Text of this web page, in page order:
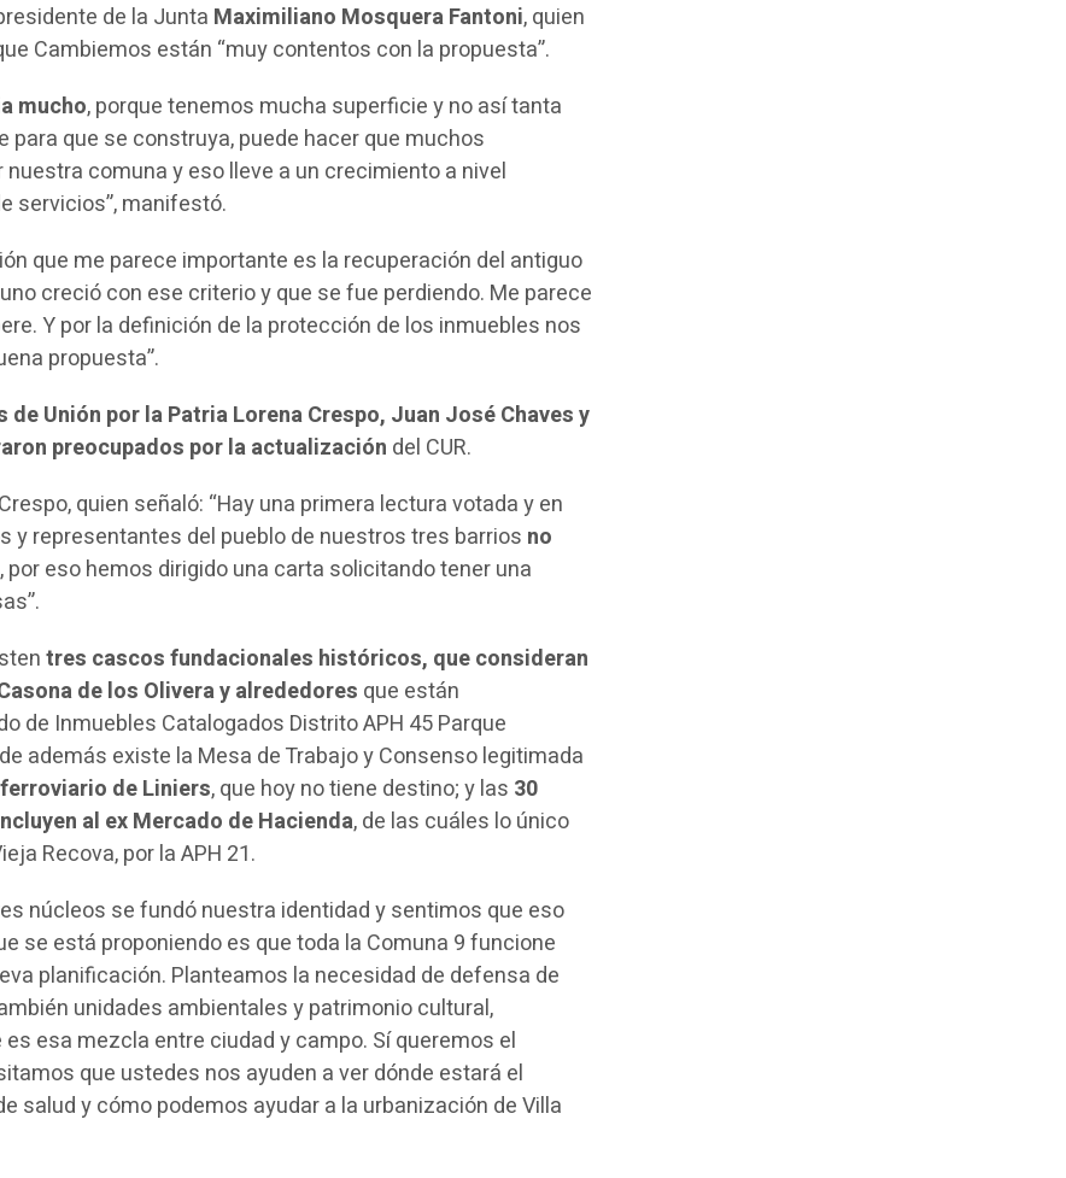
de la Junta Maximiliano Mosquera Fantoni, quien
Cambiemos están “muy contentos con la propuesta”.
mucho, porque tenemos mucha superficie y no así tanta
para que se construya, puede hacer que muchos
comuna y eso lleve a un crecimiento a nivel
servicios”, manifestó.
que me parece importante es la recuperación del antiguo
creció con ese criterio y que se fue perdiendo. Me parece
Y por la definición de la protección de los inmuebles nos
propuesta”.
Unión por la Patria Lorena Crespo, Juan José Chaves y
preocupados por la actualización del CUR.
quien señaló: “Hay una primera lectura votada y en
y representantes del pueblo de nuestros tres barrios no
, por eso hemos dirigido una carta solicitando tener una
tres cascos fundacionales históricos, que consideran
de los Olivera y alrededores que están
de Inmuebles Catalogados Distrito APH 45 Parque
además existe la Mesa de Trabajo y Consenso legitimada
de Liniers, que hoy no tiene destino; y las 30
al ex Mercado de Hacienda, de las cuáles lo único
Recova, por la APH 21.
núcleos se fundó nuestra identidad y sentimos que eso
se está proponiendo es que toda la Comuna 9 funcione
planificación. Planteamos la necesidad de defensa de
unidades ambientales y patrimonio cultural,
esa mezcla entre ciudad y campo. Sí queremos el
que ustedes nos ayuden a ver dónde estará el
salud y cómo podemos ayudar a la urbanización de Villa